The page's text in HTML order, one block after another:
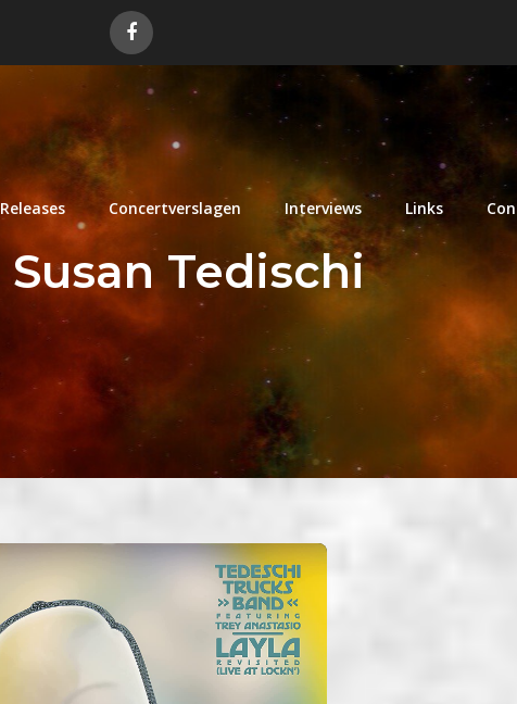
Releases Concertverslagen Interviews Links
Susan Tedischi